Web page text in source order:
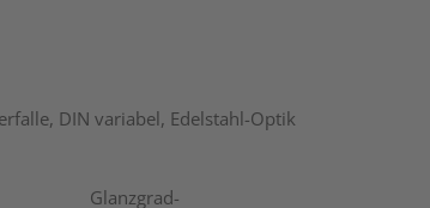
DIN variabel, Edelstahl-Optik
Glanzgrad-